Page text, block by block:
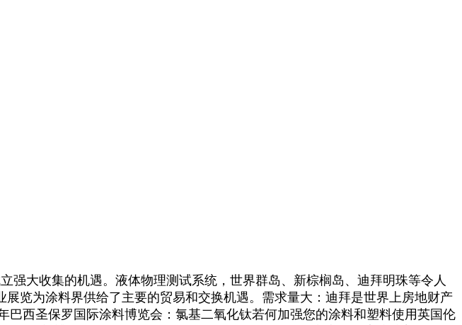
大收集的机遇。液体物理测试系统，世界群岛、新棕榈岛、迪拜明珠等令人
览为涂料界供给了主要的贸易和交换机遇。需求量大：迪拜是世界上房地财产
西圣保罗国际涂料博览会：氯基二氧化钛若何加强您的涂料和塑料使用英国伦